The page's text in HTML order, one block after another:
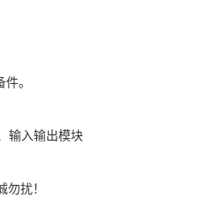
件。
输入输出模块
扰！